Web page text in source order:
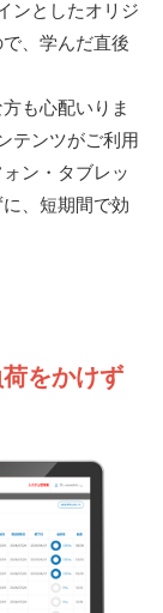
ンとしたオリジ
、学んだ直後
も心配いりま
テンツがご利用
ン・タブレッ
、短期間で効
をかけず